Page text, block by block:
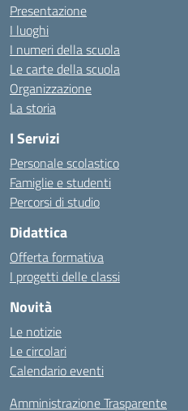
Presentazione
I luoghi
I numeri della scuola
Le carte della scuola
Organizzazione
La storia
I Servizi
Personale scolastico
Famiglie e studenti
Percorsi di studio
Didattica
Offerta formativa
I progetti delle classi
Novità
Le notizie
Le circolari
Calendario eventi
Amministrazione Trasparente